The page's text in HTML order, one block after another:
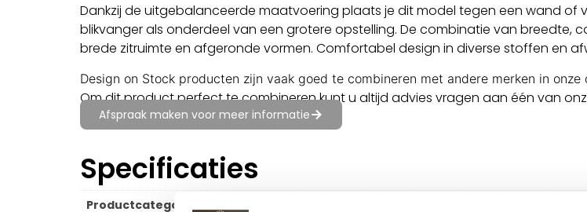
Dankzij de uitgebalanceerde maatvoering plaats je dit model tegen een wand of
blikvanger als onderdeel van een grotere opstelling. De combinatie van breedte,
brede zitruimte en afgeronde vormen. Comfortabel design in diverse stoffen en
Design on Stock producten zijn vaak goed te combineren met andere merken in
Om dit product perfect te combineren kunt u altijd advies vragen aan één van
Afspraak maken voor meer informatie
Specificaties
Productcategorie